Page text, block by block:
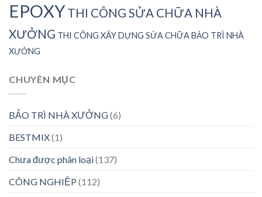
EPOXYTHI CÔNG SỬA CHỮA NHÀ
XƯỞNG THI CÔNG XÂY DỰNG SỬA CHỮA BẢO TRÌ NHÀ
XƯỞNG
CHUYÊN MỤC
BẢO TRÌ NHÀ XƯỞNG(6)
BESTMIX(1)
Chưa được phân loại(137)
CÔNG NGHIỆP (112)